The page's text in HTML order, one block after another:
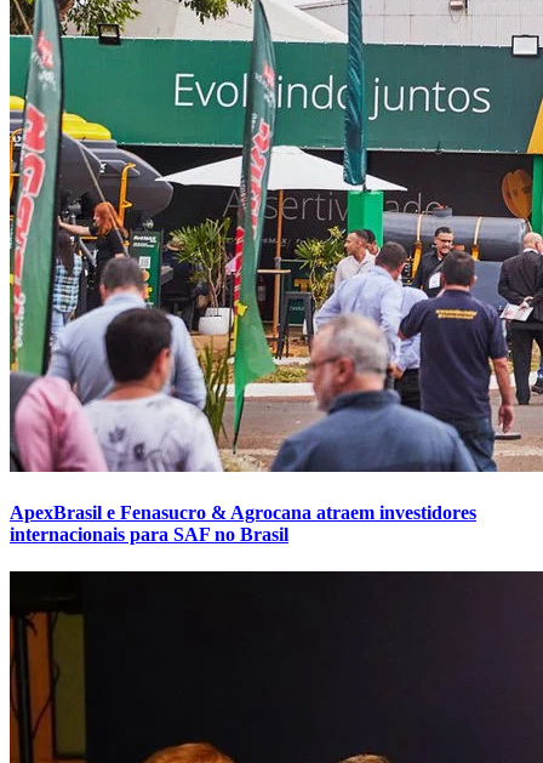
ApexBrasil e Fenasucro & Agrocana atraem investidores
internacionais para SAF no Brasil